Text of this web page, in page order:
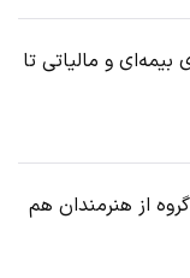
و مالیاتی تا
از هنرمندان هم